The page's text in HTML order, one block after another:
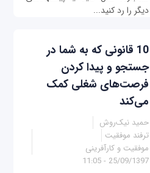
دیگر را رد کنید...
10 قانونی که به شما در
جستجو و پیدا کردن
فرصت‌های شغلی کمک
می‌کند
حمید نیک‌روش
ترفند موفقیت
موفقیت و کارآفرینی
25/09/1397 - 11:05